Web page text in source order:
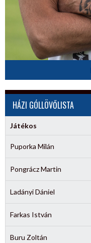
HÁZI GÓLLÖVŐLISTA
Játékos
Puporka Milán
Pongrácz Martin
Ladányi Dániel
Farkas István
Buru Zoltán